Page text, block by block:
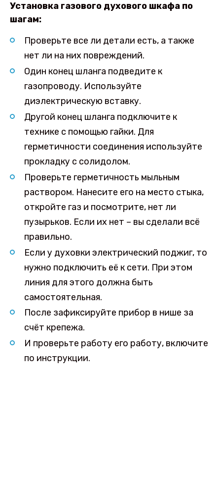
Установка газового духового шкафа по
шагам:
Проверьте все ли детали есть, а также
нет ли на них повреждений.
Один конец шланга подведите к
газопроводу. Используйте
диэлектрическую вставку.
Другой конец шланга подключите к
технике с помощью гайки. Для
герметичности соединения используйте
прокладку с солидолом.
Проверьте герметичность мыльным
раствором. Нанесите его на место стыка,
откройте газ и посмотрите, нет ли
пузырьков. Если их нет – вы сделали всё
правильно.
Если у духовки электрический поджиг, то
нужно подключить её к сети. При этом
линия для этого должна быть
самостоятельная.
После зафиксируйте прибор в нише за
счёт крепежа.
И проверьте работу его работу, включите
по инструкции.